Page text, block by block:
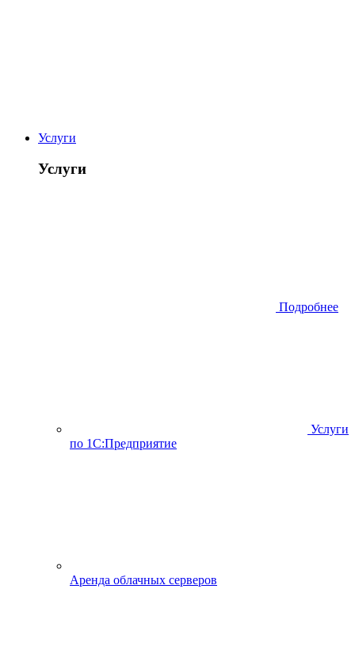
Услуги
Услуги
Подробнее
Услуги
по 1С:Предприятие
Аренда облачных серверов